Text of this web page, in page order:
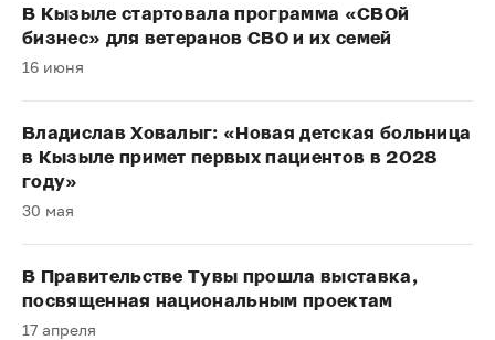
В Кызыле стартовала программа «СВОй
бизнес» для ветеранов СВО и их семей
16 июня
Владислав Ховалыг: «Новая детская больница
в Кызыле примет первых пациентов в 2028
году»
30 мая
В Правительстве Тувы прошла выставка,
посвященная национальным проектам
17 апреля